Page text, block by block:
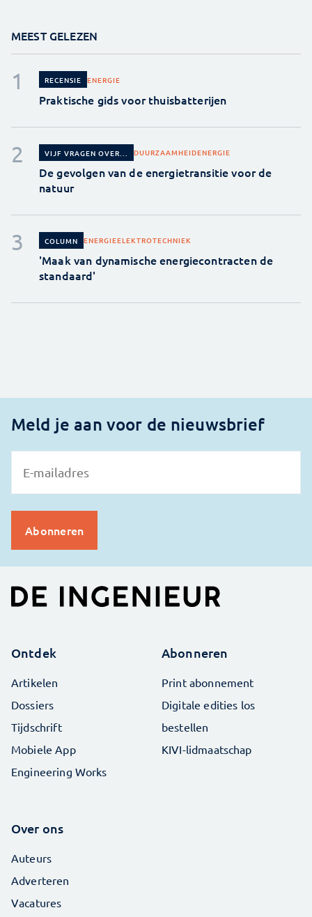
MEEST GELEZEN
RECENSIE ENERGIE
Praktische gids voor thuisbatterijen
VIJF VRAGEN OVER... DUURZAAMHEIDENERGIE
De gevolgen van de energietransitie voor de
natuur
COLUMN ENERGIEELEKTROTECHNIEK
'Maak van dynamische energiecontracten de
standaard'
Meld je aan voor de nieuwsbrief
Ontdek
Artikelen
Dossiers
Tijdschrift
Mobiele App
Engineering Works
Abonneren
Print abonnement
Digitale edities los
bestellen
KIVI-lidmaatschap
Over ons
Auteurs
Adverteren
Vacatures